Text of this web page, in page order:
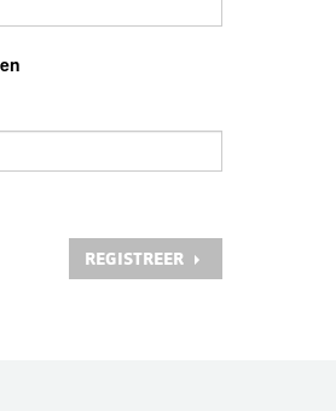
REGISTREER